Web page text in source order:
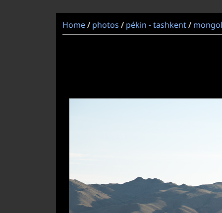
Home / photos / pékin - tashkent /